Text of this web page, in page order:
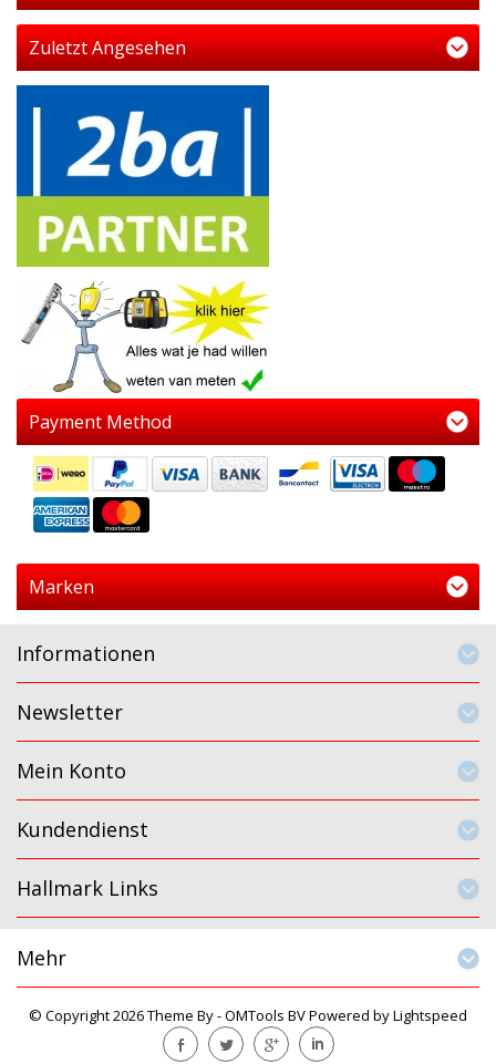
Zuletzt Angesehen
Payment Method
Marken
Informationen
Newsletter
Mein Konto
Kundendienst
Hallmark Links
Mehr
© Copyright 2026 Theme By -OMTools BVPowered byLightspeed